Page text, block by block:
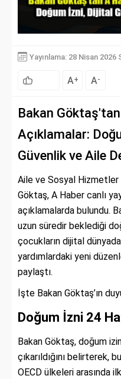
Yayınlama: 28 Nisan 2026
A+ A-
Bakan
Açıklamalar:
Güvenlik ve Aile
Aile ve Sosyal Hizmetler
Göktaş, A Haber canlı
açıklamalarda bulundu.
uzun süredir beklediği
çocukların dijital
yardımlardaki yeni
paylaştı.
İşte Bakan Göktaş’ın
Doğum İzni 24
Bakan Göktaş, doğum
çıkarıldığını belirterek,
OECD ülkeleri arasında